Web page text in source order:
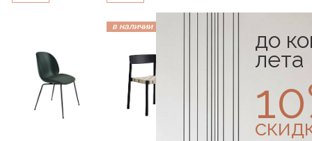
в наличии
до
лета